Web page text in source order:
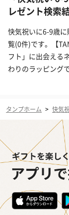
レゼント検索
快気祝いに6-9歳
覧(0件)です。【
フト」に出会える
わりのラッピング
タンプホーム > 快気